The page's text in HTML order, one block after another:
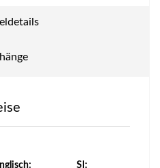
SI: